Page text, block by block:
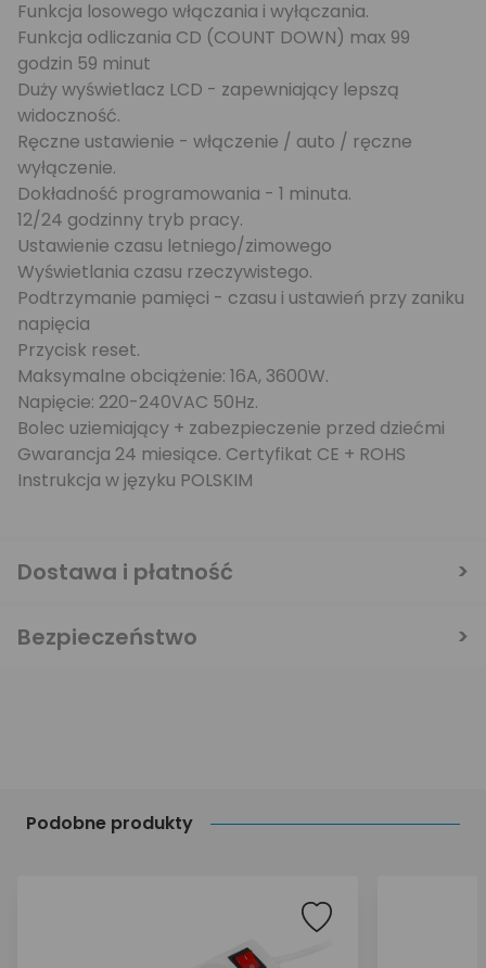
Podobne produkty
Funkcja losowego włączania i wyłączania.
Funkcja odliczania CD (COUNT DOWN) max 99
godzin 59 minut
Duży wyświetlacz LCD - zapewniający lepszą
widoczność.
Ręczne ustawienie - włączenie / auto / ręczne
wyłączenie.
Dokładność programowania - 1 minuta.
12/24 godzinny tryb pracy.
Ustawienie czasu letniego/zimowego
Wyświetlania czasu rzeczywistego.
Podtrzymanie pamięci - czasu i ustawień przy zaniku
napięcia
Przycisk reset.
Maksymalne obciążenie: 16A, 3600W.
Napięcie: 220-240VAC 50Hz.
Bolec uziemiający + zabezpieczenie przed dziećmi
Gwarancja 24 miesiące. Certyfikat CE + ROHS
Instrukcja w języku POLSKIM
Dostawa i płatność
Bezpieczeństwo